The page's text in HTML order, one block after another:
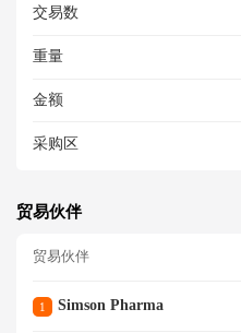
交易数
重量
金额
采购区
贸易伙伴
贸易伙伴
1 Simson Pharma